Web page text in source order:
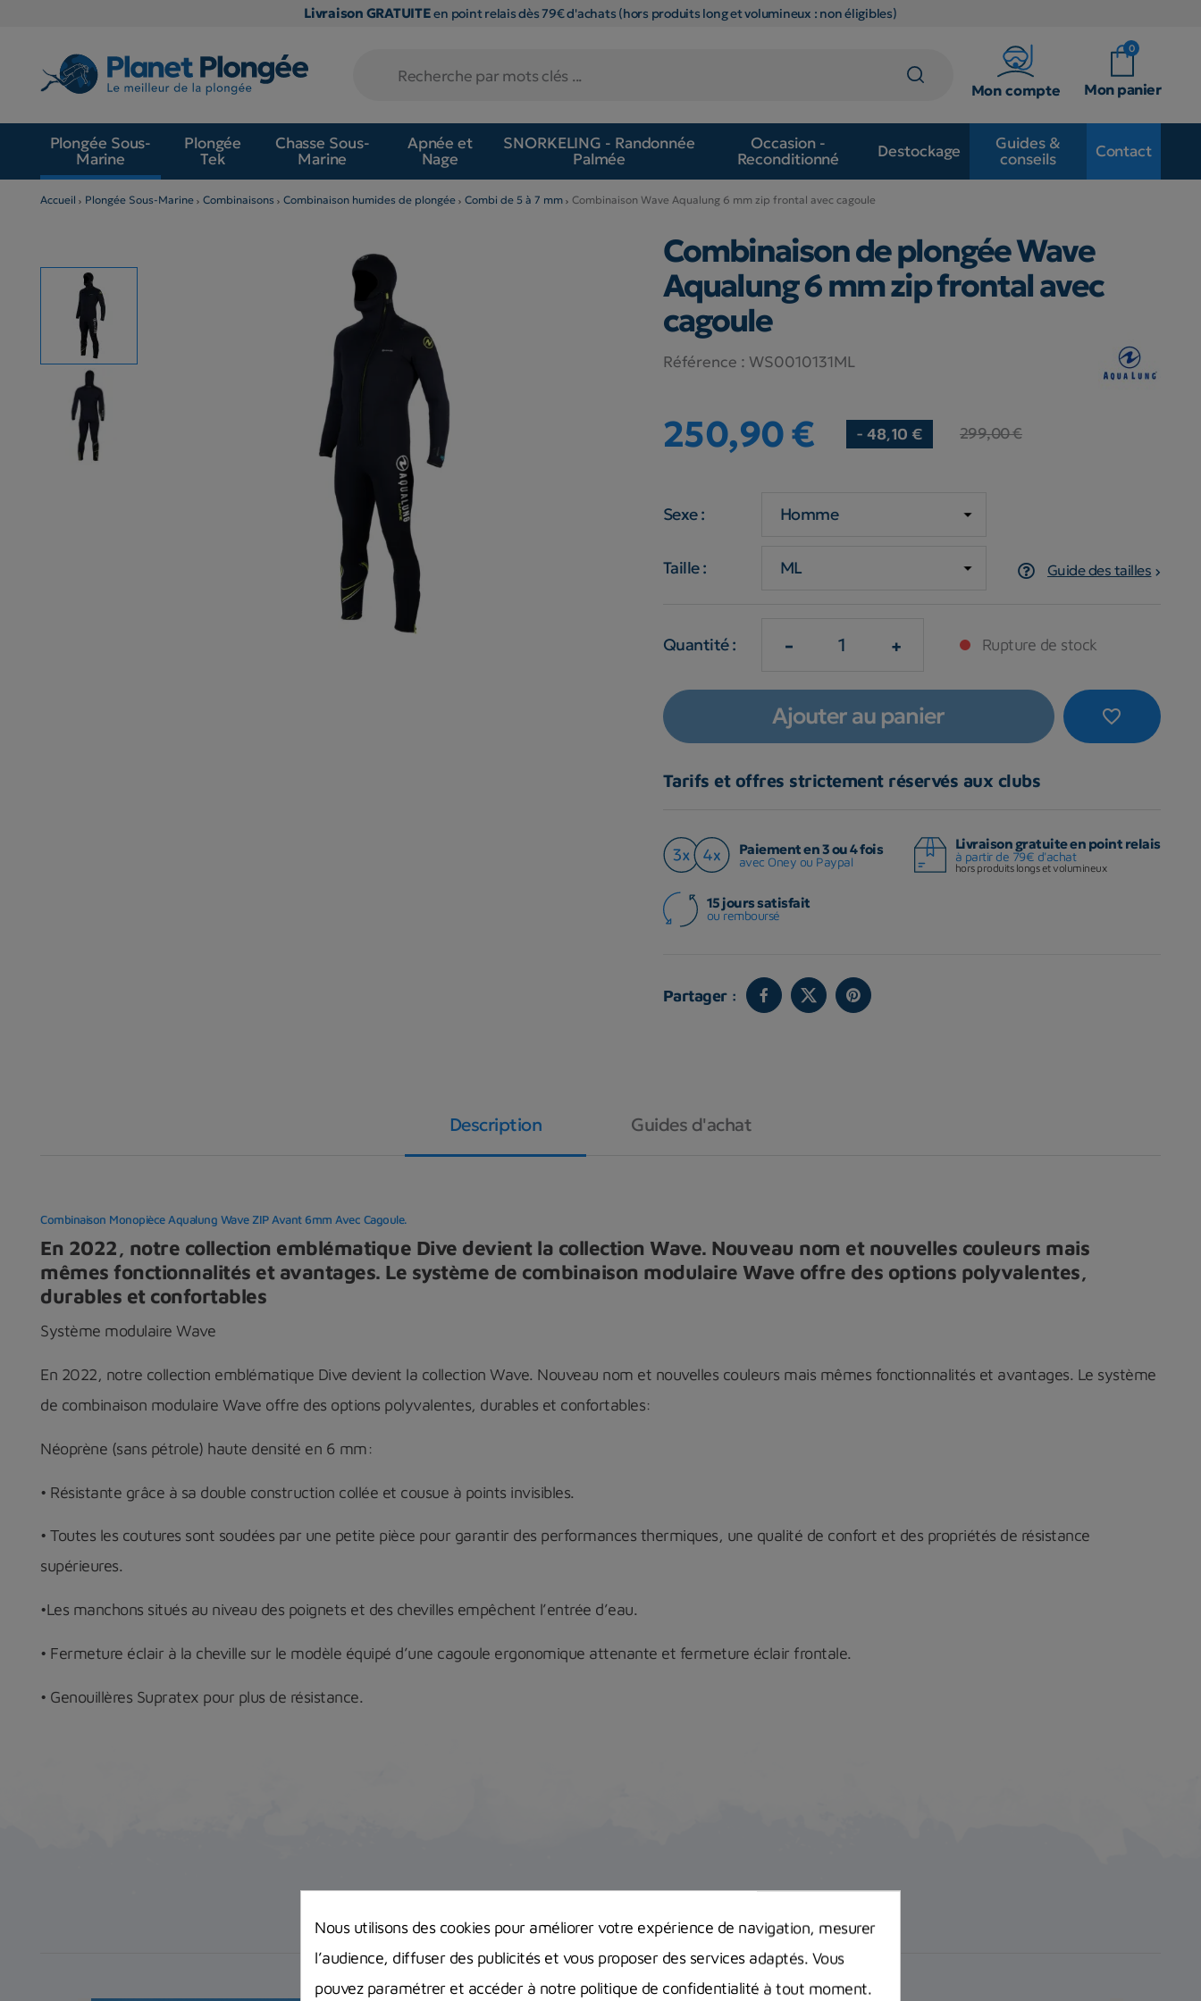
Livraison GRATUITEen point relais dès 79€ d'achats (hors produits long et volumineux : non éligibles)
Mon compte
0
Mon panier
Plongée Sous-
Marine
Plongée
Tek
Chasse Sous-
Marine
Apnée et
Nage
SNORKELING - Randonnée
Palmée
Occasion -
Reconditionné
Destockage
Guides &
conseils
Contact
Accueil Plongée Sous-Marine Combinaisons Combinaison humides de plongée Combi de 5 à 7 mm Combinaison Wave Aqualung 6 mm zip frontal avec cagoule
Combinaison de plongée Wave
Aqualung 6 mm zip frontal avec
cagoule
Référence : WS0010131ML
250,90 € - 48,10 € 299,00 €
Sexe :
Taille : Guide des tailles
Quantité : - + Rupture de stock
favorite_border
Ajouter au panier
Tarifs et offres strictement réservés aux clubs
Paiement en 3 ou 4 fois
avec Oney ou Paypal
Livraison gratuite en point relais
à partir de 79€ d'achat
hors produits longs et volumineux
15 jours satisfait
ou remboursé
Partager :
Description Guides d'achat
Combinaison Monopièce Aqualung Wave ZIP Avant 6mm Avec Cagoule.
En 2022, notre collection emblématique Dive devient la collection Wave. Nouveau nom et nouvelles couleurs mais
mêmes fonctionnalités et avantages. Le système de combinaison modulaire Wave offre des options polyvalentes,
durables et confortables
Système modulaire Wave
En 2022, notre collection emblématique Dive devient la collection Wave. Nouveau nom et nouvelles couleurs mais mêmes fonctionnalités et avantages. Le système
de combinaison modulaire Wave offre des options polyvalentes, durables et confortables:
Néoprène (sans pétrole) haute densité en 6 mm:
• Résistante grâce à sa double construction collée et cousue à points invisibles.
• Toutes les coutures sont soudées par une petite pièce pour garantir des performances thermiques, une qualité de confort et des propriétés de résistance
supérieures.
•Les manchons situés au niveau des poignets et des chevilles empêchent l’entrée d’eau.
• Fermeture éclair à la cheville sur le modèle équipé d’une cagoule ergonomique attenante et fermeture éclair frontale.
• Genouillères Supratex pour plus de résistance.
Description Guides d'achat
Nous utilisons des cookies pour améliorer votre expérience de navigation, mesurer
l’audience, diffuser des publicités et vous proposer des services adaptés. Vous
pouvez paramétrer et accéder à notre politique de confidentialité à tout moment.